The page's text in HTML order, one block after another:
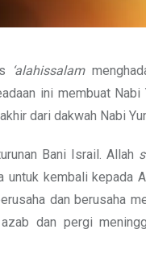
‘alahissalam
ini membuat
dari dakwah Nabi
Bani Israil. Allah
untuk kembali kepada
dan berusaha
dan pergi